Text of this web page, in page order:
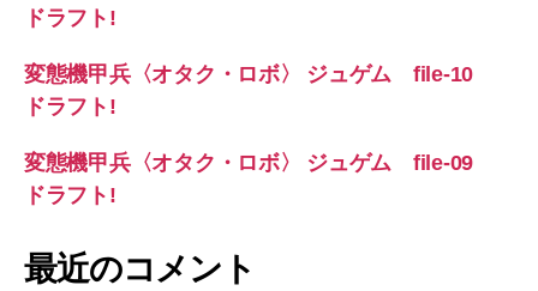
ドラフト!
変態機甲兵〈オタク・ロボ〉 ジュゲム file-10
ドラフト!
変態機甲兵〈オタク・ロボ〉 ジュゲム file-09
ドラフト!
最近のコメント